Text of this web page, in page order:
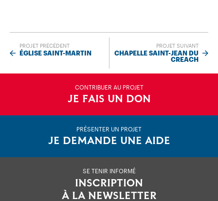
PROJET PRÉCÉDENT
ÉGLISE SAINT-MARTIN
PROJET SUIVANT
CHAPELLE SAINT-JEAN DU
CREACH
CONTRIBUER AU PROJET
JE FAIS UN DON
PRÉSENTER UN PROJET
JE DEMANDE UNE AIDE
SE TENIR INFORMÉ
INSCRIPTION
À LA NEWSLETTER